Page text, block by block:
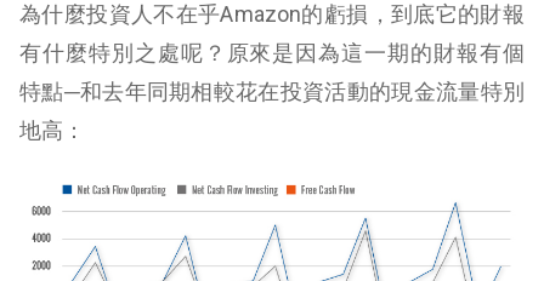
為什麼投資人不在乎Amazon的虧損，到底它的財報
有什麼特別之處呢？原來是因為這一期的財報有個
特點─和去年同期相較花在投資活動的現金流量特別
地高：